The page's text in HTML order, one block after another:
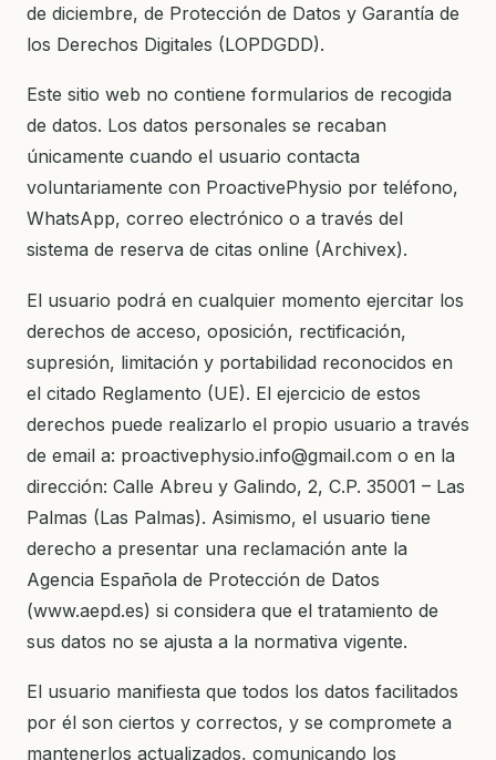
de diciembre, de Protección de Datos y Garantía de
los Derechos Digitales (LOPDGDD).
Este sitio web no contiene formularios de recogida
de datos. Los datos personales se recaban
únicamente cuando el usuario contacta
voluntariamente con ProactivePhysio por teléfono,
WhatsApp, correo electrónico o a través del
sistema de reserva de citas online (Archivex).
El usuario podrá en cualquier momento ejercitar los
derechos de acceso, oposición, rectificación,
supresión, limitación y portabilidad reconocidos en
el citado Reglamento (UE). El ejercicio de estos
derechos puede realizarlo el propio usuario a través
de email a: proactivephysio.info@gmail.com o en la
dirección: Calle Abreu y Galindo, 2, C.P. 35001 – Las
Palmas (Las Palmas). Asimismo, el usuario tiene
derecho a presentar una reclamación ante la
Agencia Española de Protección de Datos
(www.aepd.es) si considera que el tratamiento de
sus datos no se ajusta a la normativa vigente.
El usuario manifiesta que todos los datos facilitados
por él son ciertos y correctos, y se compromete a
mantenerlos actualizados, comunicando los